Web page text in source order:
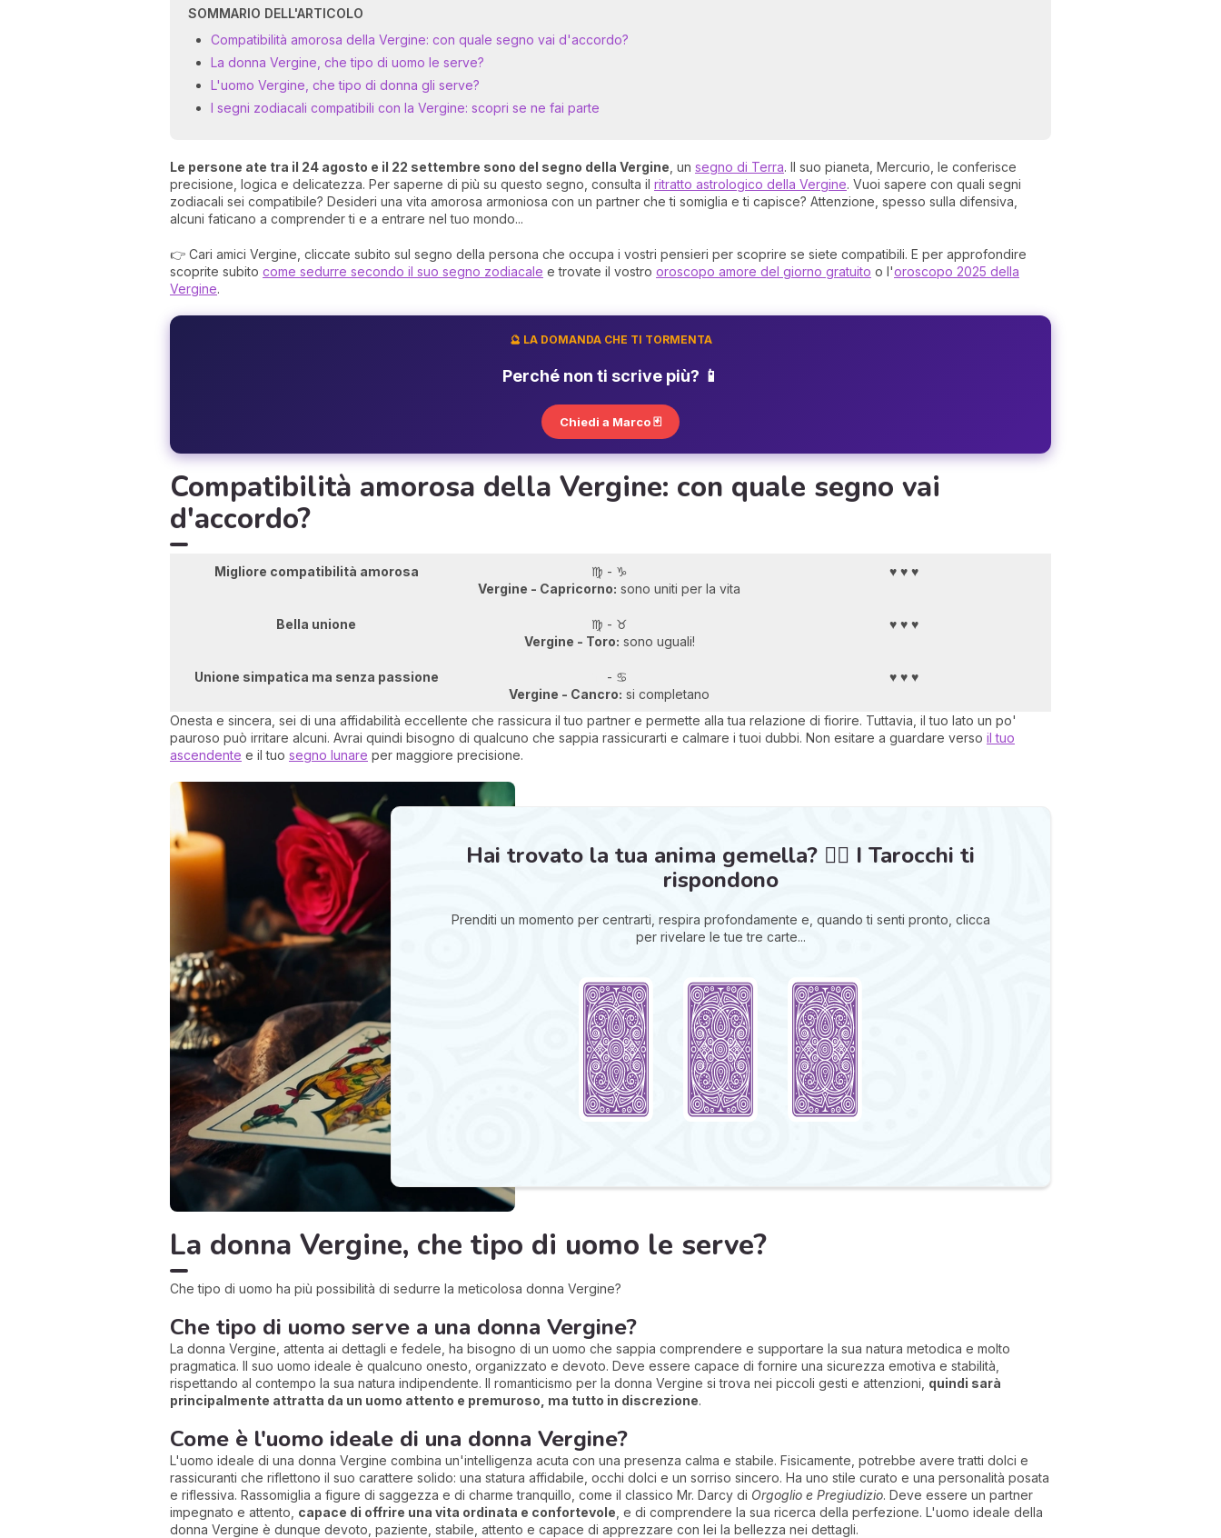
SOMMARIO DELL'ARTICOLO
Compatibilità amorosa della Vergine: con quale segno vai d'accordo?
La donna Vergine, che tipo di uomo le serve?
L'uomo Vergine, che tipo di donna gli serve?
I segni zodiacali compatibili con la Vergine: scopri se ne fai parte
Le persone ate tra il 24 agosto e il 22 settembre sono del segno della Vergine , un segno di Terra. Il suo pianeta, Mercurio, le conferisce
precisione, logica e delicatezza. Per saperne di più su questo segno, consulta il ritratto astrologico della Vergine. Vuoi sapere con quali segni
zodiacali sei compatibile? Desideri una vita amorosa armoniosa con un partner che ti somiglia e ti capisce? Attenzione, spesso sulla difensiva,
alcuni faticano a comprender ti e a entrare nel tuo mondo...
👉 Cari amici Vergine, cliccate subito sul segno della persona che occupa i vostri pensieri per scoprire se siete compatibili. E per approfondire
scoprite subito come sedurre secondo il suo segno zodiacale e trovate il vostro oroscopo amore del giorno gratuito o l'oroscopo 2025 della
Vergine.
🔮 LA DOMANDA CHE TI TORMENTA
Perché non ti scrive più? 📱
Chiedi a Marco 🃏
Compatibilità amorosa della Vergine: con quale segno vai
d'accordo?
Migliore compatibilità amorosa
♍ - ♑
Vergine - Capricorno: sono uniti per la vita
♥ ♥ ♥
Bella unione
♍ - ♉
Vergine - Toro: sono uguali!
♥ ♥ ♥
Unione simpatica ma senza passione
- ♋
Vergine - Cancro: si completano
♥ ♥ ♥
Onesta e sincera, sei di una affidabilità eccellente che rassicura il tuo partner e permette alla tua relazione di fiorire. Tuttavia, il tuo lato un po'
pauroso può irritare alcuni. Avrai quindi bisogno di qualcuno che sappia rassicurarti e calmare i tuoi dubbi. Non esitare a guardare verso il tuo
ascendente e il tuo segno lunare per maggiore precisione.
Hai trovato la tua anima gemella? ❤️‍🔥 I Tarocchi ti
rispondono
Prenditi un momento per centrarti, respira profondamente e, quando ti senti pronto, clicca
per rivelare le tue tre carte...
La donna Vergine, che tipo di uomo le serve?
Che tipo di uomo ha più possibilità di sedurre la meticolosa donna Vergine?
Che tipo di uomo serve a una donna Vergine?
La donna Vergine, attenta ai dettagli e fedele, ha bisogno di un uomo che sappia comprendere e supportare la sua natura metodica e molto
pragmatica. Il suo uomo ideale è qualcuno onesto, organizzato e devoto. Deve essere capace di fornire una sicurezza emotiva e stabilità,
rispettando al contempo la sua natura indipendente. Il romanticismo per la donna Vergine si trova nei piccoli gesti e attenzioni, quindi sarà
principalmente attratta da un uomo attento e premuroso, ma tutto in discrezione.
Come è l'uomo ideale di una donna Vergine?
L'uomo ideale di una donna Vergine combina un'intelligenza acuta con una presenza calma e stabile. Fisicamente, potrebbe avere tratti dolci e
rassicuranti che riflettono il suo carattere solido: una statura affidabile, occhi dolci e un sorriso sincero. Ha uno stile curato e una personalità posata
e riflessiva. Rassomiglia a figure di saggezza e di charme tranquillo, come il classico Mr. Darcy di Orgoglio e Pregiudizio. Deve essere un partner
impegnato e attento, capace di offrire una vita ordinata e confortevole , e di comprendere la sua ricerca della perfezione. L'uomo ideale della
donna Vergine è dunque devoto, paziente, stabile, attento e capace di apprezzare con lei la bellezza nei dettagli.